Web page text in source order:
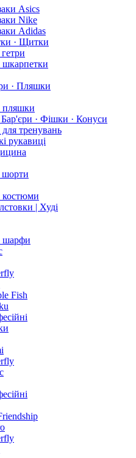
Asics
Nike
Adidas
· Щитки
шкарпетки
· Пляшки
пляшки
· Фішки · Конуси
тренувань
рукавиці
шорти
костюми
| Худі
шарфи
Fish